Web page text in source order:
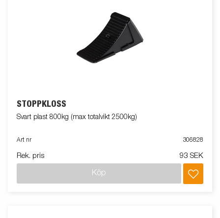
STOPPKLOSS
Svart plast 800kg (max totalvikt 2500kg)
Art nr 306828
Rek. pris 93 SEK
Köp